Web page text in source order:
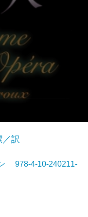
訳
978-4-10-240211-